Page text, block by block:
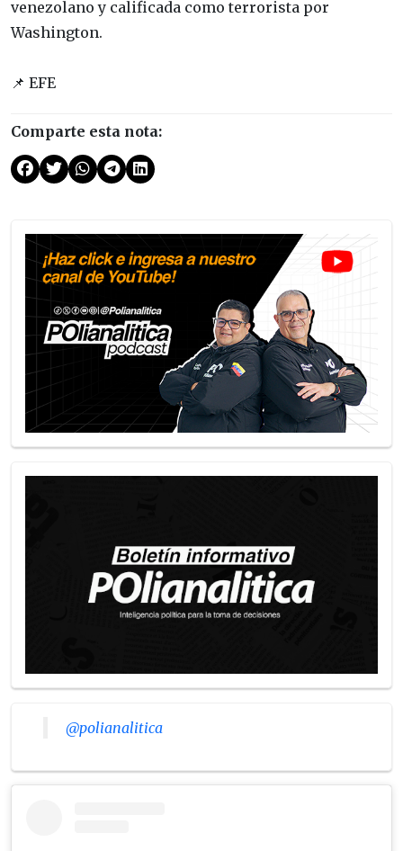
venezolano y calificada como terrorista por
Washington.
📌 EFE
Comparte esta nota:
@polianalitica